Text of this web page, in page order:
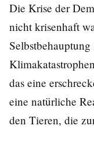
Die Krise der
nicht krisenhaft
das eine
eine natürliche
den Tieren, die